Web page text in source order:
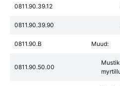
0811.90.39.12
0811.90.39.90
0811.90.B Muud:
0811.90.50.00